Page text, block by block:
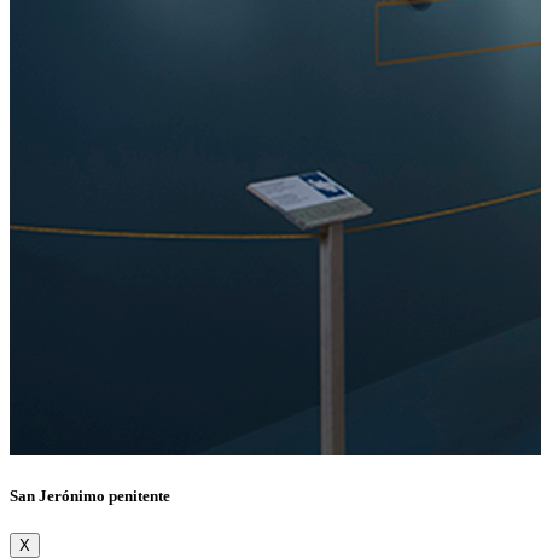
San Jerónimo penitente
X